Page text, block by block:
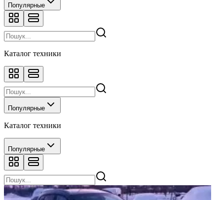
Популярные
Каталог техники
Популярные
Каталог техники
Популярные